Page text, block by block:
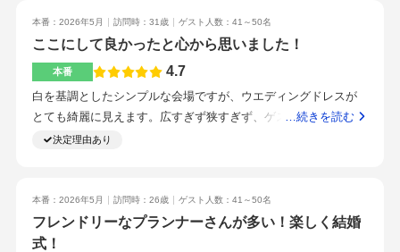
ました。挙式が始まる前に緊張とドレスの締め付けから気持ち
悪くなってしまいましたが、いつでもどこでも丁寧に対応して
ランナ一さんが最初から最後までずっと一緒で何度も打ち合わ
せをしてくださって良かったです。プランナーさん、スタッフ
さんが皆さん、とっても雰囲気良く、そして自分達のためにと
一生懸命対応してくださるところが本当に素敵でした！！！飾
りたいことを詰め込めることと犬が全ての会場に入れることで
す！人数と見積もりの値段が自分達の希望に合っているかどう
か
本番：2026年5月 訪問時：31歳 ゲスト人数：41～50名
ここにして良かったと心から思いました！
本番 4.7
白を基調としたシンプルな会場ですが、ウエディングドレスが
とても綺麗に見えます。広すぎず狭すぎず、ゲストとの距離感
がちょうど良いのでアットホームな雰囲気で出来ます！清水駅
がとにかく面白くて楽しい方で打ち合わせも毎回楽しみでし
た！結婚式当日も顔を見るだけで安心できるほど仲良くなれて
ここにしてよかったと思いました！・スタッフさんがずっと傍
…続きを読む
決定理由あり
本番：2026年5月 訪問時：26歳 ゲスト人数：41～50名
フレンドリーなプランナーさんが多い！楽しく結婚
式！